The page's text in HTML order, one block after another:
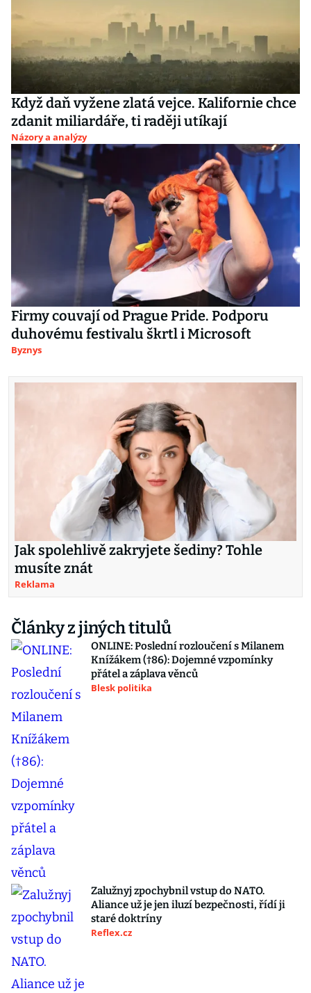
Když daň vyžene zlatá vejce. Kalifornie chce
zdanit miliardáře, ti raději utíkají
Názory a analýzy
Firmy couvají od Prague Pride. Podporu
duhovému festivalu škrtl i Microsoft
Byznys
Jak spolehlivě zakryjete šediny? Tohle
musíte znát
Reklama
Články z jiných titulů
ONLINE: Poslední rozloučení s Milanem
Knížákem (†86): Dojemné vzpomínky
přátel a záplava věnců
Blesk politika
Zalužnyj zpochybnil vstup do NATO.
Aliance už je jen iluzí bezpečnosti, řídí ji
staré doktríny
Reflex.cz